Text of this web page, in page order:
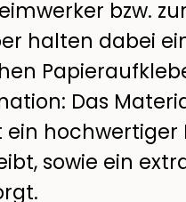
bzw.
halten dabei
Das
sowie ein